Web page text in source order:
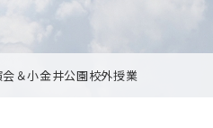
＆小金井公園校外授業